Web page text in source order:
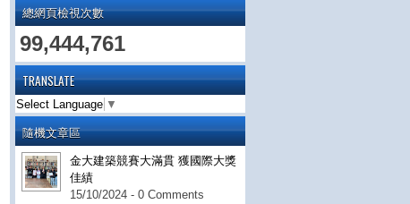
總網頁檢視次數
99,444,761
TRANSLATE
Select Language ▼
隨機文章區
金大建築競賽大滿貫 獲國際大獎
佳績
15/10/2024 - 0 Comments